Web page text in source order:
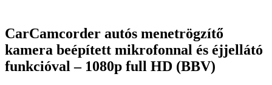
CarCamcorder autós menetrögzítő
kamera beépített mikrofonnal és éjjellátó
funkcióval – 1080p full HD (BBV)